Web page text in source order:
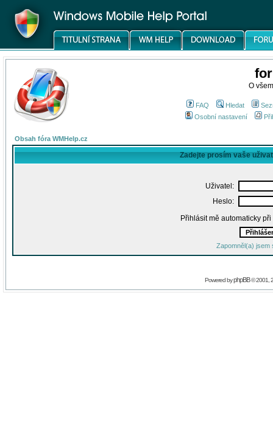
O
FAQ Hledat
Osobní nastavení
Obsah fóra WMHelp.cz
Zadejte prosím vaše
Uživatel:
Heslo:
Přihlásit mě automaticky
Zapomněl(a) jsem
Powered byphpBB© 2001,